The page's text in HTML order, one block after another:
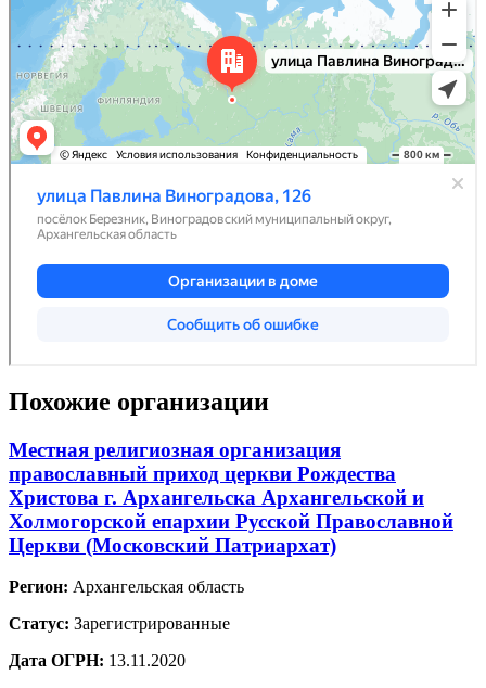
Похожие организации
Местная религиозная организация
православный приход церкви Рождества
Христова г. Архангельска Архангельской и
Холмогорской епархии Русской Православной
Церкви (Московский Патриархат)
Регион: Архангельская область
Статус: Зарегистрированные
Дата ОГРН: 13.11.2020